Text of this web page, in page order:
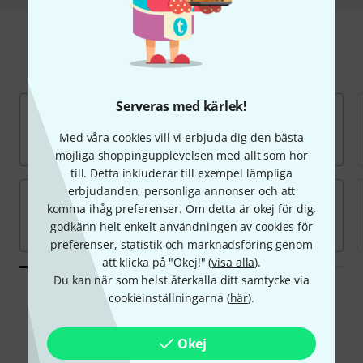
Serveras med kärlek!
Med våra cookies vill vi erbjuda dig den bästa
möjliga shoppingupplevelsen med allt som hör
till. Detta inkluderar till exempel lämpliga
erbjudanden, personliga annonser och att
komma ihåg preferenser. Om detta är okej för dig,
godkänn helt enkelt användningen av cookies för
preferenser, statistik och marknadsföring genom
att klicka på "Okej!" (visa alla).
Du kan när som helst återkalla ditt samtycke via
cookieinställningarna (här).
Okej
Hitta Digitalmixer
Erbjudanden